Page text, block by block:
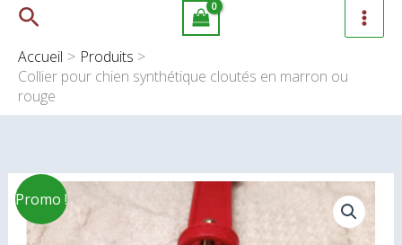
Rechercher
Accueil
Produits
Collier pour chien synthétique cloutés en marron ou
rouge
Promo !
quantité
de
Collier